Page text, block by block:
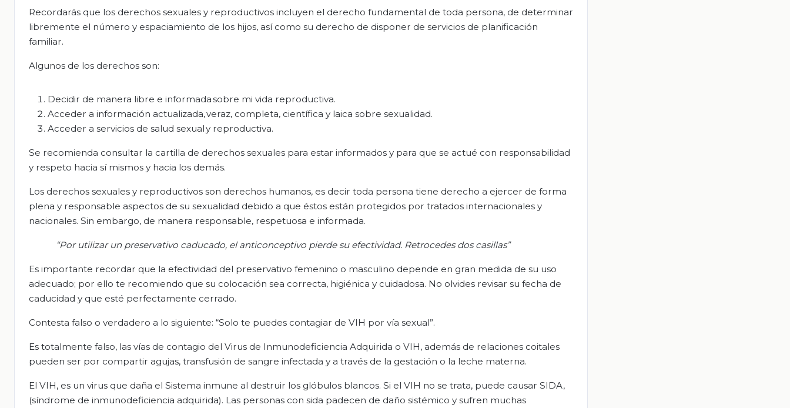
Recordarás que los derechos sexuales y reproductivos incluyen el derecho fundamental de toda persona, de determinar
libremente el número y espaciamiento de los hijos, así como su derecho de disponer de servicios de planificación
familiar.
Algunos de los derechos son:
Decidir de manera libre e informada sobre mi vida reproductiva.
Acceder a información actualizada, veraz, completa, científica y laica sobre sexualidad.
Acceder a servicios de salud sexual y reproductiva.
Se recomienda consultar la cartilla de derechos sexuales para estar informados y para que se actué con responsabilidad
y respeto hacia sí mismos y hacia los demás.
Los derechos sexuales y reproductivos son derechos humanos, es decir toda persona tiene derecho a ejercer de forma
plena y responsable aspectos de su sexualidad debido a que éstos están protegidos por tratados internacionales y
nacionales. Sin embargo, de manera responsable, respetuosa e informada.
“Por utilizar un preservativo caducado, el anticonceptivo pierde su efectividad. Retrocedes dos casillas”
Es importante recordar que la efectividad del preservativo femenino o masculino depende en gran medida de su uso
adecuado; por ello te recomiendo que su colocación sea correcta, higiénica y cuidadosa. No olvides revisar su fecha de
caducidad y que esté perfectamente cerrado.
Contesta falso o verdadero a lo siguiente: “Solo te puedes contagiar de VIH por vía sexual”.
Es totalmente falso, las vías de contagio del Virus de Inmunodeficiencia Adquirida o VIH, además de relaciones coitales
pueden ser por compartir agujas, transfusión de sangre infectada y a través de la gestación o la leche materna.
El VIH, es un virus que daña el Sistema inmune al destruir los glóbulos blancos. Si el VIH no se trata, puede causar SIDA,
(síndrome de inmunodeficiencia adquirida). Las personas con sida padecen de daño sistémico y sufren muchas